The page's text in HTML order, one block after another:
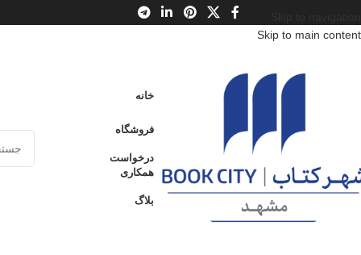
Skip to main content
خانه
فروشگاه
درخواست
همکاری
بلاگ
محصولات / کتاب بزرگسال
آغاز دموکراسی از خود و خانواده
حکومت